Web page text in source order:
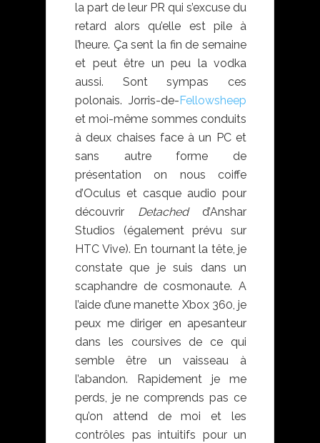
la part de leur PR qui s’excuse du
retard alors qu’elle est pile à
l’heure. Ça sent la fin de semaine
et peut être un peu la vodka
aussi. Sont sympas ces
polonais. Jorris-de- Fellowsheep
et moi-même sommes conduits
à deux chaises face à un PC et
sans autre forme de
présentation on nous coiffe
d’Oculus et casque audio pour
découvrir Detachedd’Anshar
Studios (également prévu sur
HTC Vive). En tournant la tête, je
constate que je suis dans un
scaphandre de cosmonaute. A
l’aide d’une manette Xbox 360, je
peux me diriger en apesanteur
dans les coursives de ce qui
semble être un vaisseau à
l’abandon. Rapidement je me
perds, je ne comprends pas ce
qu’on attend de moi et les
contrôles pas intuitifs pour un